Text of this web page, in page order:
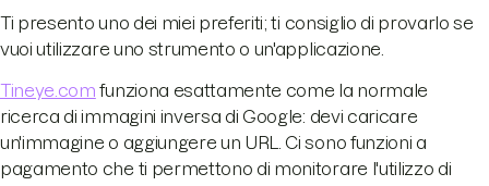
Ti presento uno dei miei preferiti; ti consiglio di provarlo se
vuoi utilizzare uno strumento o un'applicazione.
Tineye.com funziona esattamente come la normale
ricerca di immagini inversa di Google: devi caricare
un'immagine o aggiungere un URL. Ci sono funzioni a
pagamento che ti permettono di monitorare l'utilizzo di